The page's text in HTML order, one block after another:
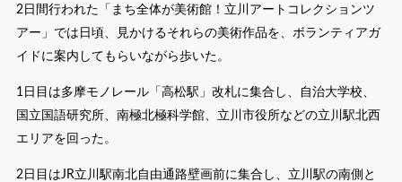
2日間行われた「まち全体が美術館！立川アートコレクションツ
アー」では日頃、見かけるそれらの美術作品を、ボランティアガ
イドに案内してもらいながら歩いた。
1日目は多摩モノレール「高松駅」改札に集合し、自治大学校、
国立国語研究所、南極北極科学館、立川市役所などの立川駅北西
エリアを回った。
2日目はJR立川駅南北自由通路壁画前に集合し、立川駅の南側と